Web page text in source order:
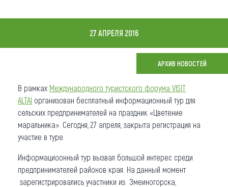
О регионе
Коллекция впечатлений
Другие рубрики
27 АПРЕЛЯ 2016
АРХИВ НОВОСТЕЙ
В рамках Международного туристского форума VISIT
ALTAI организован бесплатный информационный тур для
сельских предпринимателей на праздник «Цветение
маральника». Сегодня, 27 апреля, закрыта регистрация на
участие в туре.
Информациоонный тур вызвал большой интерес среди
предпринимателей районов края. На данный момент
зарегистрировались участники из Змеиногорска,